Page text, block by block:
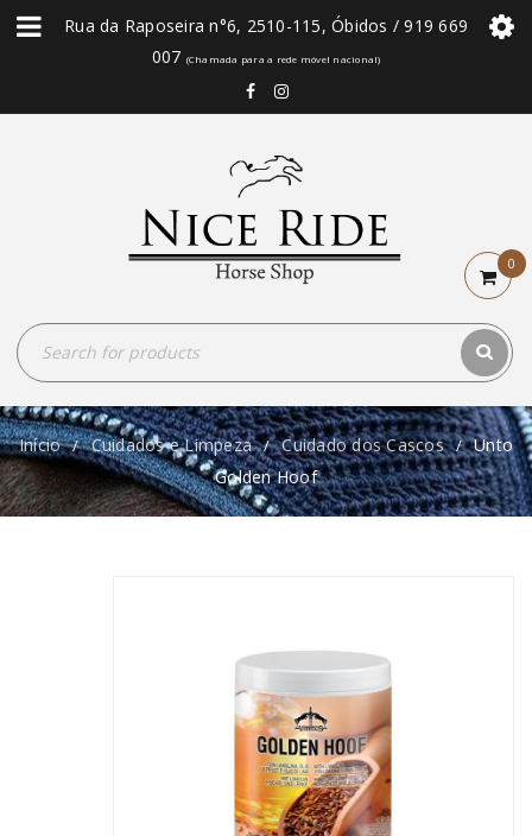
Rua da Raposeira n°6, 2510-115, Óbidos / 919 669
007 (Chamada para a rede móvel nacional)
0
Início / Cuidados e Limpeza / Cuidado dos Cascos / Unto
Golden Hoof